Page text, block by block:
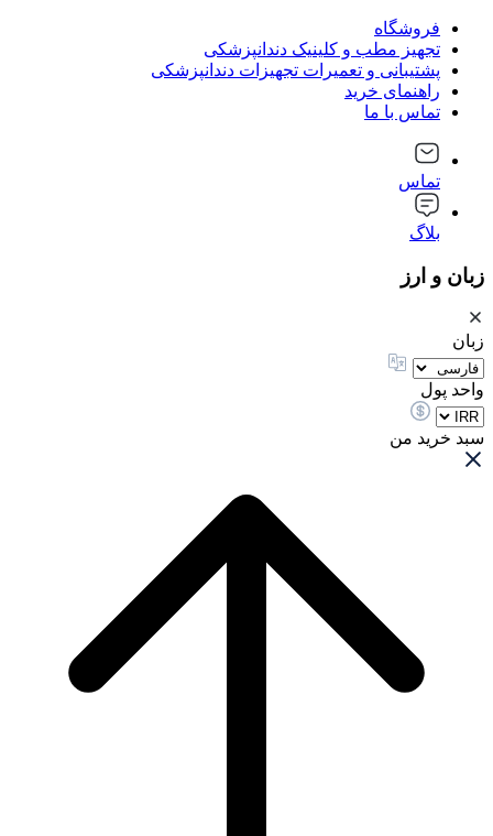
فروشگاه
تجهیز مطب و کلینیک دندانپزشکی
پشتیبانی و تعمیرات تجهیزات دندانپزشکی
راهنمای خرید
تماس با ما
تماس
بلاگ
زبان و ارز
زبان
واحد پول
سبد خرید من